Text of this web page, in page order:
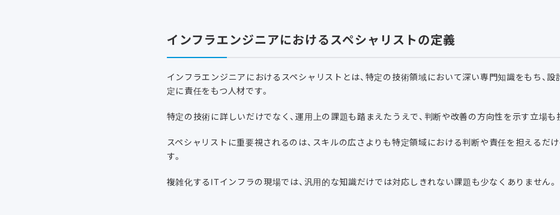
インフラエンジニアにおけるスペシャリストの定義
インフラエンジニアにおけるスペシャリストとは、特定の技術領域において深い専門知識をもち、
定に責任をもつ人材です。
特定の技術に詳しいだけでなく、運用上の課題も踏まえたうえで、判断や改善の方向性を示す立場も
スペシャリストに重要視されるのは、スキルの広さよりも特定領域における判断や責任を担えるだ
す。
複雑化するITインフラの現場では、汎用的な知識だけでは対応しきれない課題も少なくありません。